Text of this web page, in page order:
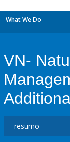
What We Do
VN-